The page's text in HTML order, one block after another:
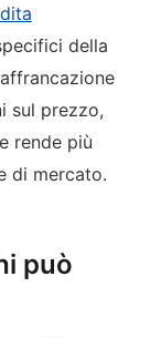
della
sul prezzo,
rende più
di mercato.
può